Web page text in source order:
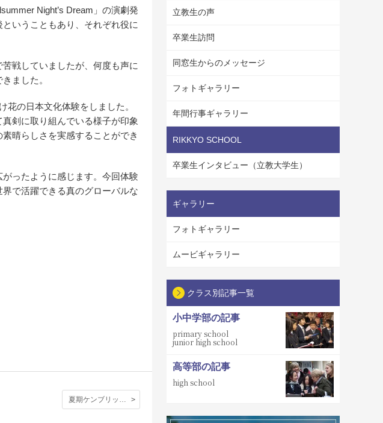
Night’s Dream」の演劇発
いうこともあり、それぞれ役に
戦していましたが、何度も声に
ました。
花の日本文化体験をしました。
剣に取り組んでいる様子が印象
晴らしさを実感することができ
ったように感じます。今回体験
で活躍できる真のグローバルな
夏期ケンブリッジ研修（その６）
立教生の声
卒業生訪問
同窓生からのメッセージ
フォトギャラリー
年間行事ギャラリー
RIKKYO SCHOOL
卒業生インタビュー（立教大学生）
ギャラリー
フォトギャラリー
ムービギャラリー
クラス別記事一覧
小中学部の記事
primary school
junior high school
高等部の記事
high school